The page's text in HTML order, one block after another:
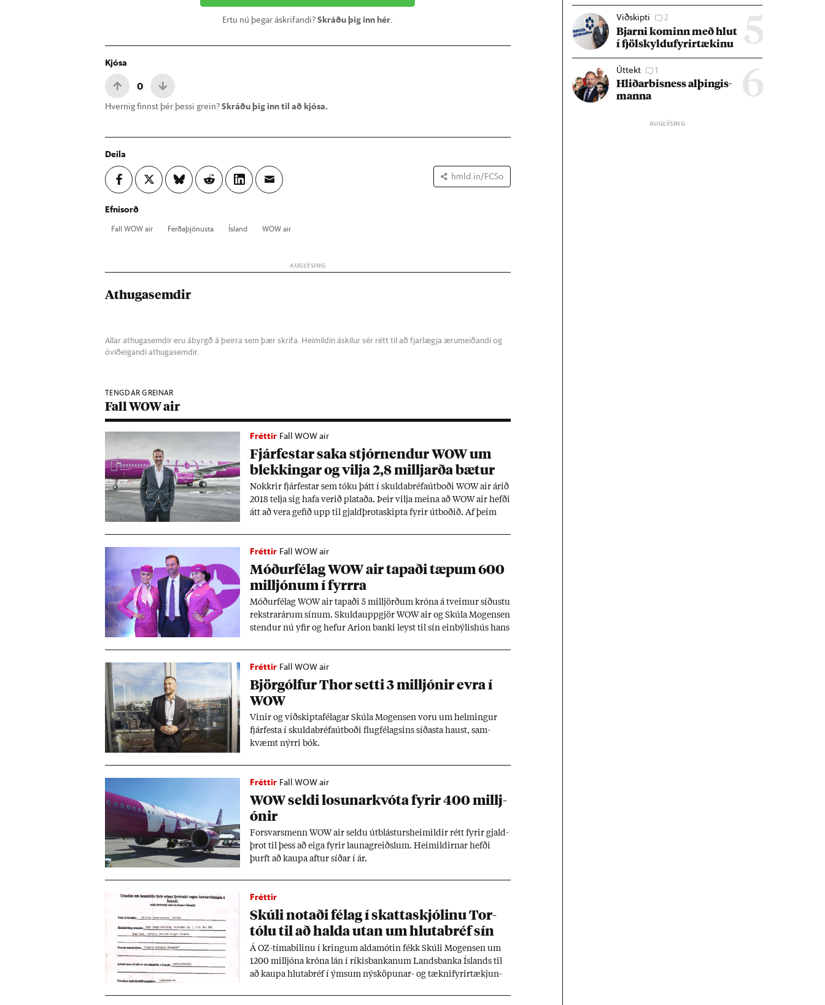
Ertu nú þegar áskrifandi?Skráðu þig inn hér
Kjósa
0
Hvernig finnst þér þessi grein?Skráðu þig inn til að kjósa.
Deila
hmld.in/FCSo
Efnisorð
Fall WOW air Ferða­þjón­usta Ís­land WOW air
Athugasemdir
Allar athugasemdir eru ábyrgð á þeirra sem þær skrifa. Heimildin áskilur sér rétt til að fjarlægja ærumeiðandi og
óviðeigandi athugasemdir.
TENGDAR GREINAR
Fall WOW air
Fréttir Fall WOW air
Fjár­fest­ar saka stjórn­end­ur WOW um
blekk­ing­ar og vilja 2,8 millj­arða bæt­ur
Nokkr­ir fjár­fest­ar sem tóku þátt í skulda­bréfa­út­boði WOW air ár­ið
2018 telja sig hafa ver­ið plat­aða. Þeir vilja meina að WOW air hefði
átt að vera gef­ið upp til gjald­þrota­skipta fyr­ir út­boð­ið. Af þeim
Fréttir Fall WOW air
Móð­ur­fé­lag WOW air tap­aði tæp­um 600
millj­ón­um í fyrrra
Móð­ur­fé­lag WOW air tap­aði 5 millj­örð­um króna á tveim­ur síð­ustu
rekstr­ar­ár­um sín­um. Skulda­upp­gjör WOW air og Skúla Mo­gensen
stend­ur nú yf­ir og hef­ur Ari­on banki leyst til sín ein­býl­is­hús hans
Fréttir Fall WOW air
Björgólf­ur Thor setti 3 millj­ón­ir evra í
WOW
Vin­ir og við­skipta­fé­lag­ar Skúla Mo­gensen voru um helm­ing­ur
fjár­festa í skulda­bréfa­út­boði flug­fé­lags­ins síð­asta haust, sam­
kvæmt nýrri bók.
Fréttir Fall WOW air
WOW seldi los­un­ar­kvóta fyr­ir 400 millj­
ón­ir
For­svars­menn WOW air seldu út­blást­urs­heim­ild­ir rétt fyr­ir gjald­
þrot til þess að eiga fyr­ir launa­greiðsl­um. Heim­ild­irn­ar hefði
þurft að kaupa aft­ur síð­ar í ár.
Fréttir
Skúli not­aði fé­lag í skatta­skjól­inu Tor­
tólu til að halda ut­an um hluta­bréf sín
Á OZ-tíma­bil­inu í kring­um alda­mót­in fékk Skúli Mo­gensen um
1200 millj­óna króna lán í rík­is­bank­an­um Lands­banka Ís­lands til
að kaupa hluta­bréf í ýms­um ný­sköp­un­ar- og tæknifyr­ir­tækj­un­
5
Viðskipti 2
Bjarni kom­inn með hlut
í fjöl­skyldu­fyr­ir­tæk­inu
6
Úttekt 1
Hlið­ar­bis­ness al­þing­is­
manna